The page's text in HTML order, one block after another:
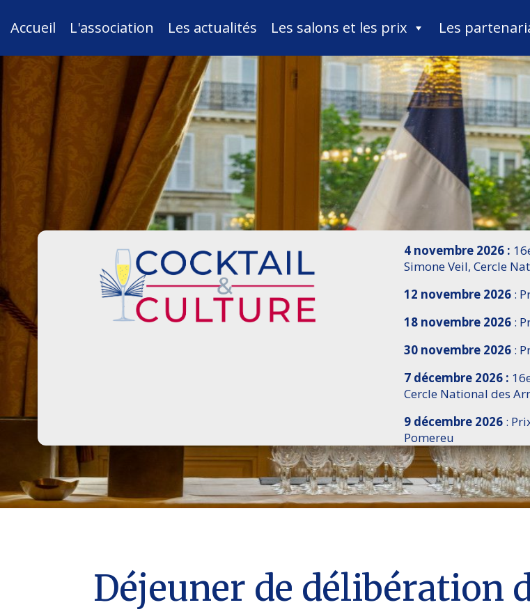
Accueil L'association Les actualités Les salons et les prix Les
4 novembre 2026 :
Simone Veil, Cercle
12 novembre 2026:
18 novembre 2026:
30 novembre 2026:
7 décembre 2026 :
Cercle National des
9 décembre 2026:
Pomereu
Déjeuner de délibération